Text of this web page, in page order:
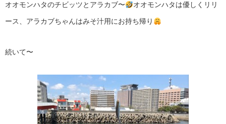
オオモンハタのチビッツとアラカブ〜 オオモンハタは優しくリリ
ース、アラカブちゃんはみそ汁用にお持ち帰り
続いて〜